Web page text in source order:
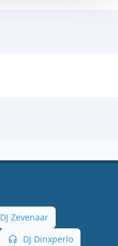
DJ Zevenaar
DJ Dinxperlo